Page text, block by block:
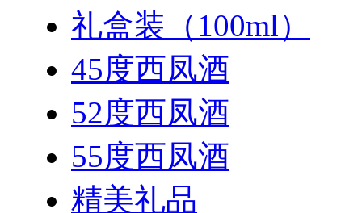
礼盒装（100ml）
45度西凤酒
52度西凤酒
55度西凤酒
精美礼品